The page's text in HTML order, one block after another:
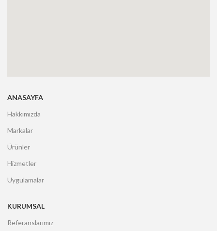
ANASAYFA
Hakkımızda
Markalar
Ürünler
Hizmetler
Uygulamalar
KURUMSAL
Referanslarımız